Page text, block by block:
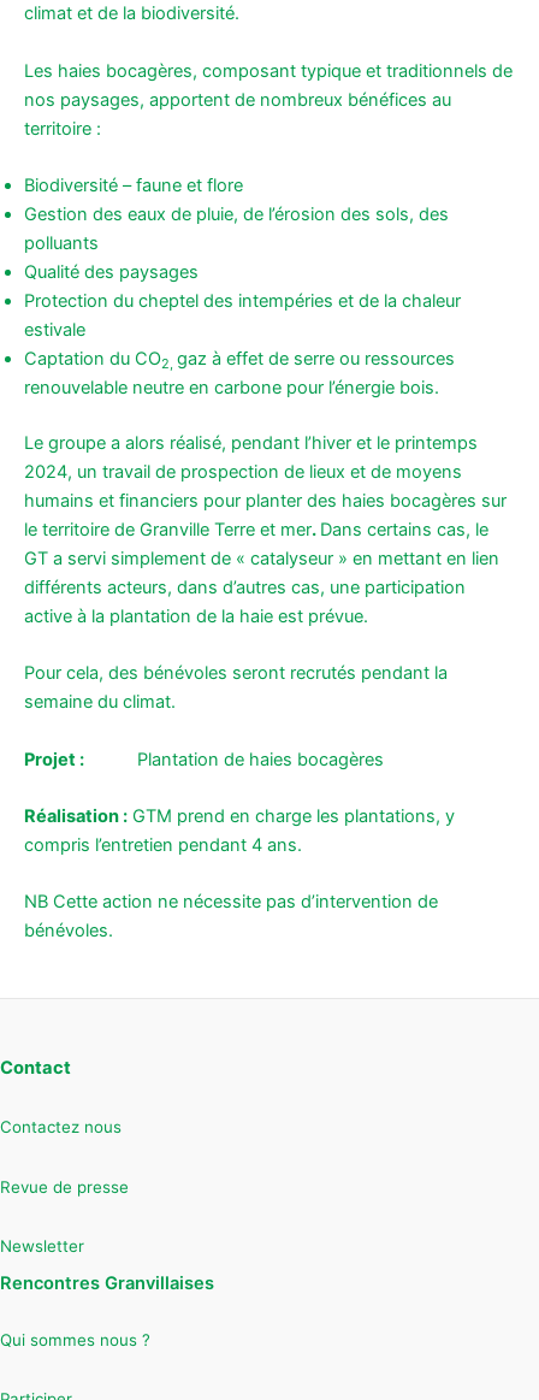
climat et de la biodiversité.
Les haies bocagères, composant typique et traditionnels de
nos paysages, apportent de nombreux bénéfices au
territoire :
Biodiversité – faune et flore
Gestion des eaux de pluie, de l’érosion des sols, des
polluants
Qualité des paysages
Protection du cheptel des intempéries et de la chaleur
estivale
Captation du CO2, gaz à effet de serre ou ressources
renouvelable neutre en carbone pour l’énergie bois.
Le groupe a alors réalisé, pendant l’hiver et le printemps
2024, un travail de prospection de lieux et de moyens
humains et financiers pour planter des haies bocagères sur
le territoire de Granville Terre et mer. Dans certains cas, le
GT a servi simplement de « catalyseur » en mettant en lien
différents acteurs, dans d’autres cas, une participation
active à la plantation de la haie est prévue.
Pour cela, des bénévoles seront recrutés pendant la
semaine du climat.
Projet : Plantation de haies bocagères
Réalisation : GTM prend en charge les plantations, y
compris l’entretien pendant 4 ans.
NB Cette action ne nécessite pas d’intervention de
bénévoles.
Contact
Contactez nous
Revue de presse
Newsletter
Rencontres Granvillaises
Qui sommes nous ?